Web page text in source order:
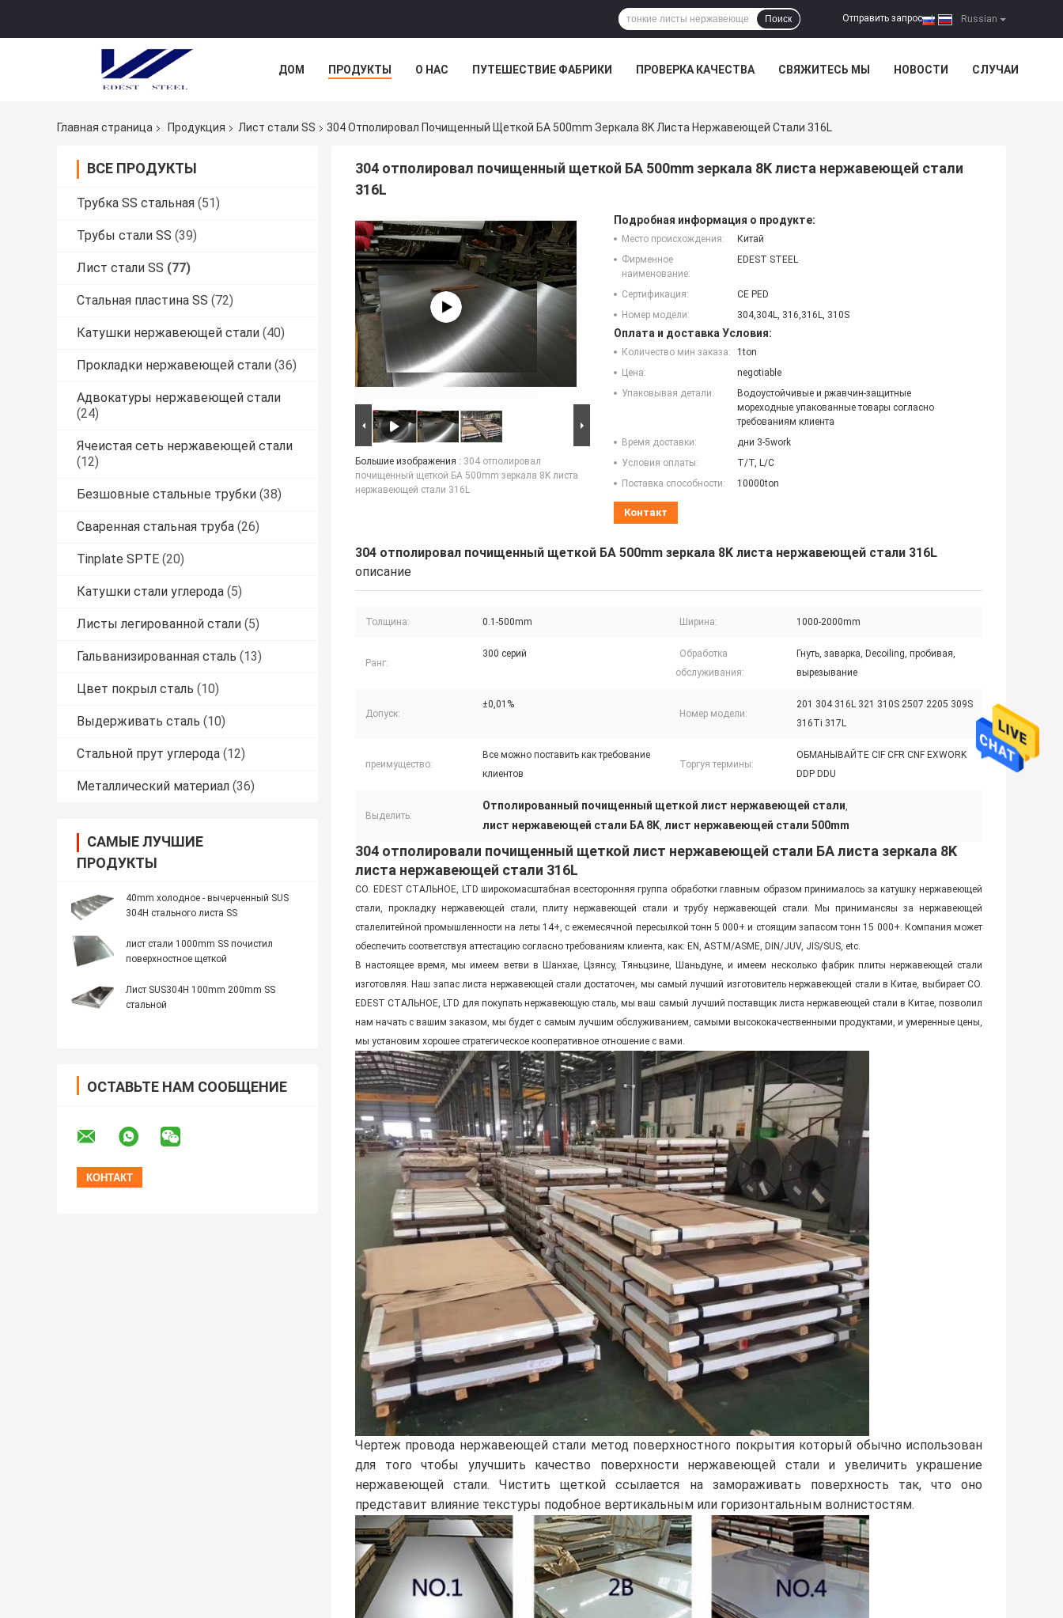
Russian
Отправить запрос |
Поиск
ДОМ ПРОДУКТЫ О НАС ПУТЕШЕСТВИЕ ФАБРИКИ ПРОВЕРКА КАЧЕСТВА СВЯЖИТЕСЬ МЫ НОВОСТИ СЛУЧАИ
Главная страница Продукция Лист стали SS 304 Отполировал Почищенный Щеткой БА 500mm Зеркала 8K Листа Нержавеющей Стали 316L
ВСЕ ПРОДУКТЫ
Трубка SS стальная (51)
Трубы стали SS (39)
Лист стали SS (77)
Стальная пластина SS (72)
Катушки нержавеющей стали (40)
Прокладки нержавеющей стали (36)
Адвокатуры нержавеющей стали
(24)
Ячеистая сеть нержавеющей стали
(12)
Безшовные стальные трубки (38)
Сваренная стальная труба (26)
Tinplate SPTE (20)
Катушки стали углерода (5)
Листы легированной стали (5)
Гальванизированная сталь (13)
Цвет покрыл сталь (10)
Выдерживать сталь (10)
Стальной прут углерода (12)
Металлический материал (36)
САМЫЕ ЛУЧШИЕ
ПРОДУКТЫ
40mm холодное - вычерченный SUS
304H стального листа SS
лист стали 1000mm SS почистил
поверхностное щеткой
Лист SUS304H 100mm 200mm SS
стальной
ОСТАВЬТЕ НАМ СООБЩЕНИЕ
304 отполировал почищенный щеткой БА 500mm зеркала 8K листа нержавеющей стали
316L
Большие изображения : 304 отполировал
почищенный щеткой БА 500mm зеркала 8K листа
нержавеющей стали 316L
Подробная информация о продукте:
Место происхождения:
Китай
Фирменное
наименование:
EDEST STEEL
Сертификация:
CE PED
Номер модели:
304,304L, 316,316L, 310S
Оплата и доставка Условия:
Количество мин заказа:
1ton
Цена:
negotiable
Упаковывая детали:
Водоустойчивые и ржавчин-защитные
мореходные упакованные товары согласно
требованиям клиента
Время доставки:
дни 3-5work
Условия оплаты:
T/T, L/C
Поставка способности:
10000ton
Контакт
304 отполировал почищенный щеткой БА 500mm зеркала 8K листа нержавеющей стали 316L
описание
Толщина: 0.1-500mm Ширина: 1000-2000mm
Ранг:
300 серий
Обработка
обслуживания:
Гнуть, заварка, Decoiling, пробивая,
вырезывание
Допуск:
±0,01%
Номер модели:
201 304 316L 321 310S 2507 2205 309S
316Ti 317L
преимущество:
Все можно поставить как требование
клиентов
Торгуя термины:
ОБМАНЫВАЙТЕ CIF CFR CNF EXWORK
DDP DDU
Выделить:
Отполированный почищенный щеткой лист нержавеющей стали,
лист нержавеющей стали БА 8K, лист нержавеющей стали 500mm
304 отполировали почищенный щеткой лист нержавеющей стали БА листа зеркала 8K
листа нержавеющей стали 316L
CO. EDEST СТАЛЬНОЕ, LTD широкомасштабная всесторонняя группа обработки главным образом принималось за катушку нержавеющей
стали, прокладку нержавеющей стали, плиту нержавеющей стали и трубу нержавеющей стали. Мы принимансяы за нержавеющей
сталелитейной промышленности на леты 14+, с ежемесячной пересылкой тонн 5 000+ и стоящим запасом тонн 15 000+. Компания может
обеспечить соответствуя аттестацию согласно требованиям клиента, как: EN, ASTM/ASME, DIN/JUV, JIS/SUS, etc.
В настоящее время, мы имеем ветви в Шанхае, Цзянсу, Тяньцзине, Шаньдуне, и имеем несколько фабрик плиты нержавеющей стали
изготовляя. Наш запас листа нержавеющей стали достаточен, мы самый лучший изготовитель нержавеющей стали в Китае, выбирает CO.
EDEST СТАЛЬНОЕ, LTD для покупать нержавеющую сталь, мы ваш самый лучший поставщик листа нержавеющей стали в Китае, позволил
нам начать с вашим заказом, мы будет с самым лучшим обслуживанием, самыми высококачественными продуктами, и умеренные цены,
мы установим хорошее стратегическое кооперативное отношение с вами.
Чертеж провода нержавеющей стали метод поверхностного покрытия который обычно использован
для того чтобы улучшить качество поверхности нержавеющей стали и увеличить украшение
нержавеющей стали. Чистить щеткой ссылается на замораживать поверхность так, что оно
представит влияние текстуры подобное вертикальным или горизонтальным волнистостям.